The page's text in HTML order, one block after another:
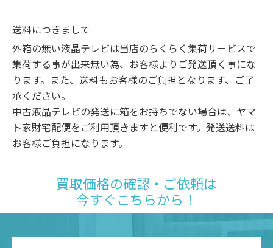
送料につきまして
外箱の無い液晶テレビは当店のらくらく集荷サービスで
集荷する事が出来無い為、お客様よりご発送頂く事にな
ります。また、送料もお客様のご負担となります、ご了
承ください。
中古液晶テレビの発送に箱をお持ちでない場合は、ヤマ
ト家財宅配便をご利用頂きますと便利です。発送送料は
お客様ご負担になります。
買取価格の確認・ご依頼は
今すぐこちらから！